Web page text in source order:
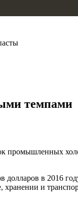
темпами
промышленных
долларов в 2016
и